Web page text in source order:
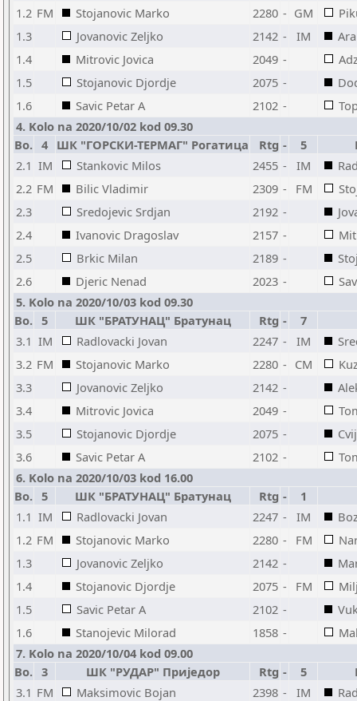
1.2 FM Stojanovic Marko 2280 - GM
1.3
Jovanovic Zeljko 2142 - IM
1.4
Mitrovic Jovica 2049 -
1.5
Stojanovic Djordje 2075 -
1.6
Savic Petar A 2102 -
4. Kolo na 2020/10/02 kod 09.30
Bo. 4 ШК "ГОРСКИ-ТЕРМАГ" Рогатица Rtg - 5
2.1 IM Stankovic Milos 2455 - IM
2.2 FM Bilic Vladimir 2309 - FM
2.3
Sredojevic Srdjan 2192 -
2.4
Ivanovic Dragoslav 2157 -
2.5
Brkic Milan 2189 -
2.6
Djeric Nenad 2023 -
5. Kolo na 2020/10/03 kod 09.30
Bo. 5 ШК "БРАТУНАЦ" Братунац Rtg -
7
3.1 IM Radlovacki Jovan 2247 - IM
3.2 FM Stojanovic Marko 2280 - CM
3.3
Jovanovic Zeljko 2142 -
3.4
Mitrovic Jovica 2049 -
3.5
Stojanovic Djordje 2075 -
3.6
Savic Petar A 2102 -
6. Kolo na 2020/10/03 kod 16.00
Bo. 5 ШК "БРАТУНАЦ" Братунац Rtg -
1
1.1 IM Radlovacki Jovan 2247 - IM
1.2 FM Stojanovic Marko 2280 - FM
1.3
Jovanovic Zeljko 2142 -
1.4
Stojanovic Djordje 2075 - FM
1.5
Savic Petar A 2102 -
1.6
Stanojevic Milorad 1858 -
7. Kolo na 2020/10/04 kod 09.00
Bo. 3 ШК "РУДАР" Приједор Rtg - 5
3.1 FM Maksimovic Bojan 2398 - IM